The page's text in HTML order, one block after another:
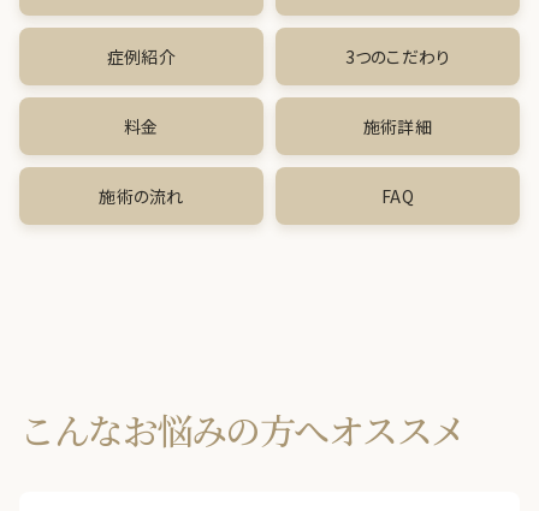
顎
糸リフト
フェイス
症例紹介 3つのこだわり
料金 施術詳細
施術の流れ FAQ
こんなお悩みの方へオススメ